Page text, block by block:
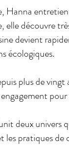
Hanna
elle découvre
devient
écologiques.
plus de vingt
deux univers
les pratiques de